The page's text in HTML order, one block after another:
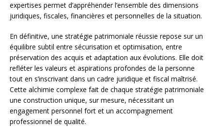
expertises permet d’appréhender l’ensemble des dimensions
juridiques, fiscales, financières et personnelles de la situation.
En définitive, une stratégie patrimoniale réussie repose sur un
équilibre subtil entre sécurisation et optimisation, entre
préservation des acquis et adaptation aux évolutions. Elle doit
refléter les valeurs et aspirations profondes de la personne
tout en s’inscrivant dans un cadre juridique et fiscal maîtrisé.
Cette alchimie complexe fait de chaque stratégie patrimoniale
une construction unique, sur mesure, nécessitant un
engagement personnel fort et un accompagnement
professionnel de qualité.